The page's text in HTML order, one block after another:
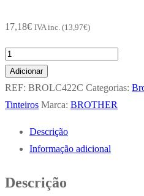
17,18€ IVA inc. (13,97€)
Quantidade
de
Tinteiro
Brother
Adicionar
REF: BROLC422C Categorias:
Tinteiros Marca: BROTHER
Descrição
Informação adicional
Descrição